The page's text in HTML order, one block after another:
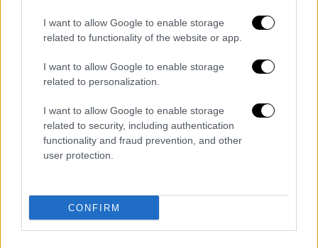
I want to allow Google to enable storage
related to functionality of the website or app.
I want to allow Google to enable storage
related to personalization.
I want to allow Google to enable storage
related to security, including authentication
functionality and fraud prevention, and other
user protection.
CONFIRM
εκστρατείας να μεταθέσουν την ευθύνη της
σφαγής στο συριακό στρατό: «άρχισαν
προπαγάνδα στα μέσα κοινωνικής
δικτύωσης για να 'κάνουν να φαίνεται ότι ο
χρησιμοποιώντας τις εικόνες».
Η αμφιλεγόμενη ένδειξη στις στολές
του συριακού στρατού
τουρκικό αφήγημα επιχειρεί να απαντήσει
στις κατηγορίες κατά του
Συρίας, Αχμάντ Αλ Σαράα,επικαλούμενο την